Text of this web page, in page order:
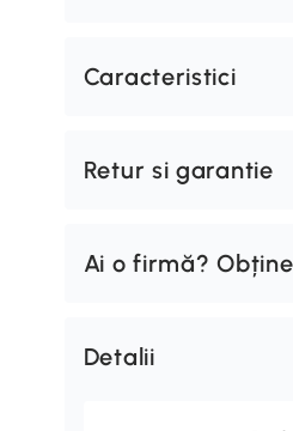
Caracteristici
Retur si garantie
Ai o firmă?
Detalii